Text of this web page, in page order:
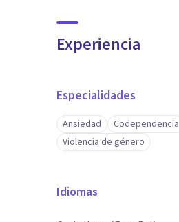
Experiencia
Especialidades
Ansiedad Codependencia
Violencia de género
Idiomas